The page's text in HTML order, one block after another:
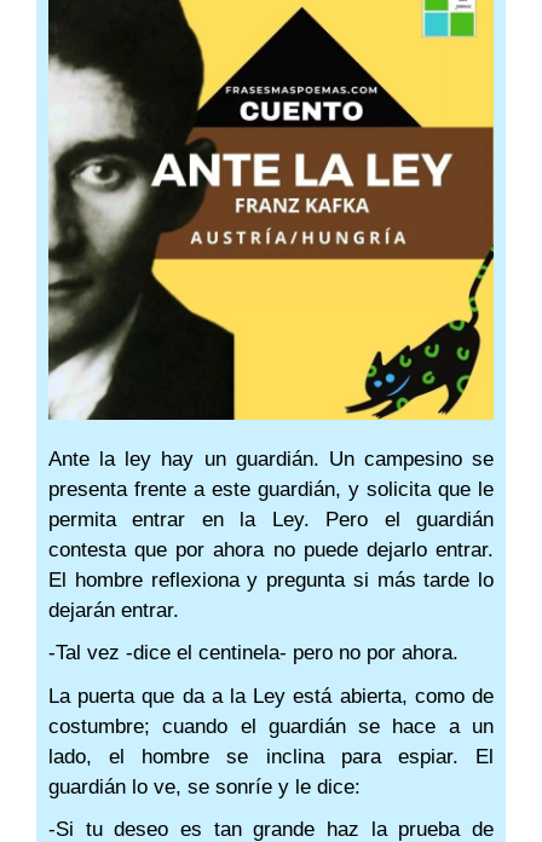
Ante la ley hay un guardián. Un campesino se
presenta frente a este guardián, y solicita que le
permita entrar en la Ley. Pero el guardián
contesta que por ahora no puede dejarlo entrar.
El hombre reflexiona y pregunta si más tarde lo
dejarán entrar.
-Tal vez -dice el centinela- pero no por ahora.
La puerta que da a la Ley está abierta, como de
costumbre; cuando el guardián se hace a un
lado, el hombre se inclina para espiar. El
guardián lo ve, se sonríe y le dice:
-Si tu deseo es tan grande haz la prueba de